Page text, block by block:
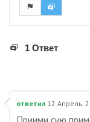
1 Ответ
ответил 12 Апрель,
Приими сию